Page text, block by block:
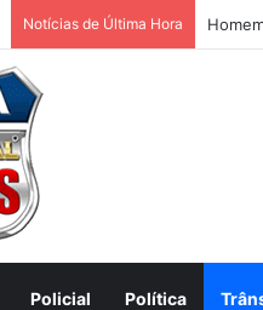
Notícias de Última Hora
Policial Política